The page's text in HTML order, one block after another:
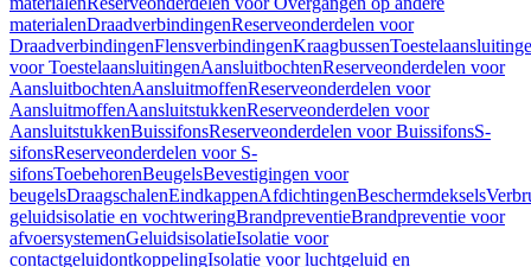
materialenDraadverbindingenReserveonderdelen voor
DraadverbindingenFlensverbindingenKraagbussen
voor ToestelaansluitingenAansluitbochtenReserveonderdelen voor
AansluitbochtenAansluitmoffenReserveonderdelen voor
AansluitmoffenAansluitstukkenReserveonderdelen voor
AansluitstukkenBuissifonsReserveonderdelen voor BuissifonsS-
sifonsReserveonderdelen voor S-
sifonsToebehorenBeugelsBevestigingen voor
beugelsDraagschalenEindkappenAfdichtingenBeschermdeksels
geluidsisolatie en vochtweringBrandpreventieBrandpreventie voor
afvoersystemenGeluidsisolatieIsolatie voor
contactgeluidontkoppelingIsolatie voor luchtgeluid en